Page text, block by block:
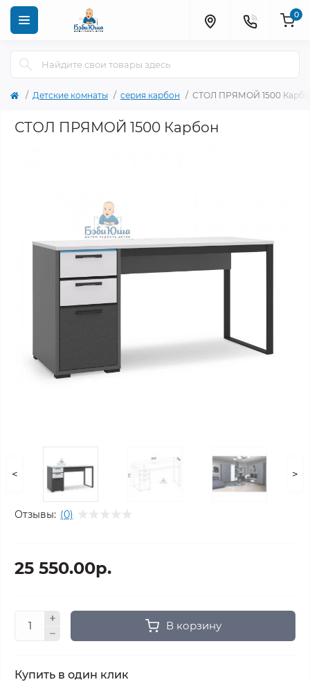
0
Детские комнаты серия карбон СТОЛ ПРЯМОЙ 1500
СТОЛ ПРЯМОЙ 1500 Карбон
< >
Отзывы: (0)
25 550.00р.
В корзину
Купить в один клик